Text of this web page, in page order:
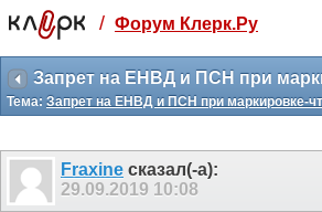
Святые угодники, Клерк
прекрасен:)
месяц
3 месяца
259
₽
-10%
/ Форум Клерк.Ру
Тема: Запрет на ЕНВД и ПСН при маркировке-
Fraxine сказал(-а):
29.09.2019 10:08